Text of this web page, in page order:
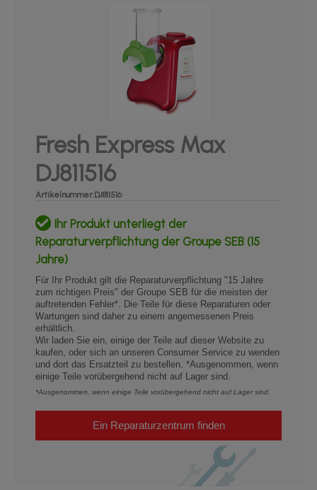
Fresh Express Max
DJ811516
Artikelnummer:DJ811516
Ihr Produkt unterliegt der
Reparaturverpflichtung der Groupe SEB (15
Jahre)​
Für Ihr Produkt gilt die Reparaturverpflichtung "15 Jahre
zum richtigen Preis" der Groupe SEB für die meisten der
auftretenden Fehler*. Die Teile für diese Reparaturen oder
Wartungen sind daher zu einem angemessenen Preis
erhältlich.
Wir laden Sie ein, einige der Teile auf dieser Website zu
kaufen, oder sich an unseren Consumer Service zu wenden
und dort das Ersatzteil zu bestellen. *Ausgenommen, wenn
einige Teile vorübergehend nicht auf Lager sind.
*Ausgenommen, wenn einige Teile vorübergehend nicht auf Lager sind.
Ein Reparaturzentrum finden